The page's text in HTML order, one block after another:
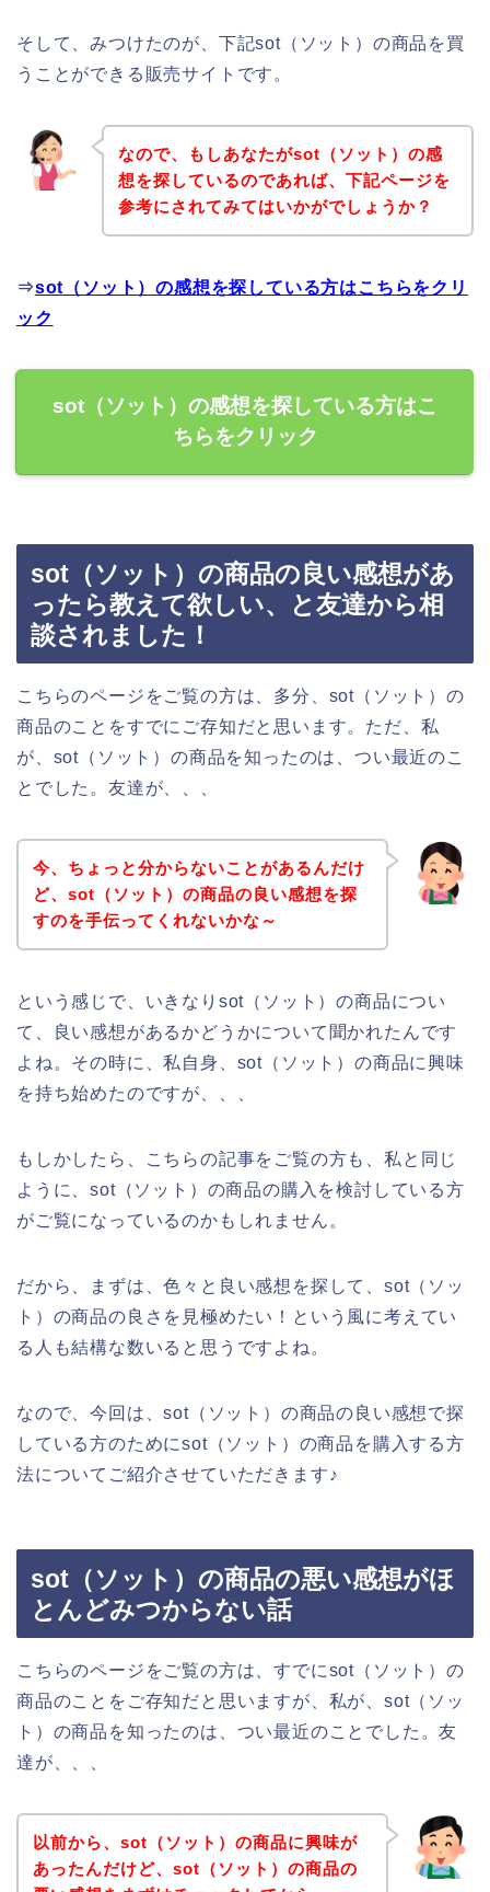
そして、みつけたのが、下記sot（ソット）の商品を買
うことができる販売サイトです。
なので、もしあなたがsot（ソット）の感
想を探しているのであれば、下記ページを
参考にされてみてはいかがでしょうか？
⇒sot（ソット）の感想を探している方はこちらをクリ
ック
sot（ソット）の感想を探している方はこ
ちらをクリック
sot（ソット）の商品の良い感想があ
ったら教えて欲しい、と友達から相
談されました！
こちらのページをご覧の方は、多分、sot（ソット）の
商品のことをすでにご存知だと思います。ただ、私
が、sot（ソット）の商品を知ったのは、つい最近のこ
とでした。友達が、、、
今、ちょっと分からないことがあるんだけ
ど、sot（ソット）の商品の良い感想を探
すのを手伝ってくれないかな～
という感じで、いきなりsot（ソット）の商品につい
て、良い感想があるかどうかについて聞かれたんです
よね。その時に、私自身、sot（ソット）の商品に興味
を持ち始めたのですが、、、
もしかしたら、こちらの記事をご覧の方も、私と同じ
ように、sot（ソット）の商品の購入を検討している方
がご覧になっているのかもしれません。
だから、まずは、色々と良い感想を探して、sot（ソッ
ト）の商品の良さを見極めたい！という風に考えてい
る人も結構な数いると思うですよね。
なので、今回は、sot（ソット）の商品の良い感想で探
している方のためにsot（ソット）の商品を購入する方
法についてご紹介させていただきます♪
sot（ソット）の商品の悪い感想がほ
とんどみつからない話
こちらのページをご覧の方は、すでにsot（ソット）の
商品のことをご存知だと思いますが、私が、sot（ソッ
ト）の商品を知ったのは、つい最近のことでした。友
達が、、、
以前から、sot（ソット）の商品に興味が
あったんだけど、sot（ソット）の商品の